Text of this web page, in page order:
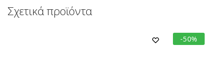
Σχετικά προϊόντα
-50%